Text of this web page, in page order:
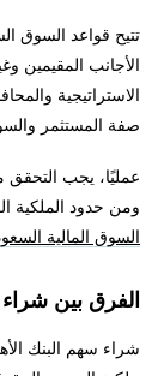
تتيح قواعد السوق
الأجانب المقيمين
الاستراتيجية
صفة المستثمر
عمليًا، يجب
ومن حدود الملكية
السوق المالية
الفرق بين شراء سهم 1180 وتداول
شراء سهم البنك